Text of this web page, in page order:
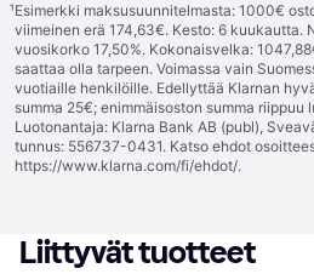
¹Esimerkki maksusuunnitelmasta: 1000€
viimeinen erä 174,63€. Kesto: 6 kuukautta.
vuosikorko 17,50%. Kokonaisvelka:
saattaa olla tarpeen. Voimassa vain
vuotiaille henkilöille. Edellyttää Klarnan
summa 25€; enimmäisoston summa
Luotonantaja: Klarna Bank AB (publ),
tunnus: 556737-0431. Katso ehdot
https://www.klarna.com/fi/ehdot/.
Liittyvät tuotteet